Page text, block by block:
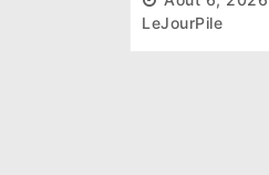
nouveau
LeJourPile